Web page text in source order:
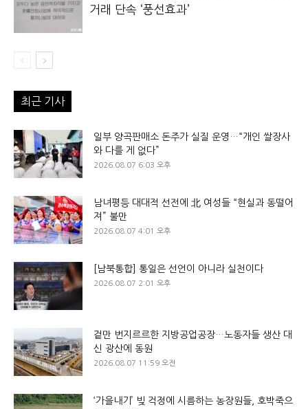
거래 단속 ‘풍선효과’
최근 기사
일부 양곡판매소 돈주가 실질 운영…“개인 쌀장사
와 다를 게 없다”
2026.08.07 6:03 오후
남녀평등 대대적 선전에 北 여성들 “현실과 동떨어
져” 불만
2026.08.07 4:01 오후
[남북통합] 통일은 선언이 아니라 실천이다
2026.08.07 2:01 오후
겉만 번지르르한 지방공업공장…노동자들 생산 대
신 광산에 동원
2026.08.07 11:59 오전
‘가을내기’ 빚 걱정에 시름하는 농장원들, 호박죽으